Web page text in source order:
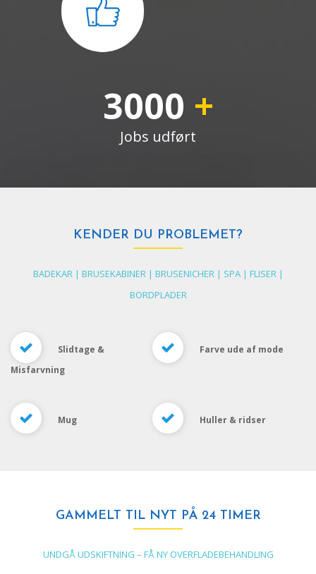
3000 +
Jobs udført
KENDER DU PROBLEMET?
BADEKAR | BRUSEKABINER | BRUSENICHER | SPA | FLISER |
BORDPLADER
Slidtage &
Misfarvning
Farve ude af mode
Mug Huller & ridser
GAMMELT TIL NYT PÅ 24 TIMER
UNDGÅ UDSKIFTNING – FÅ NY OVERFLADEBEHANDLING